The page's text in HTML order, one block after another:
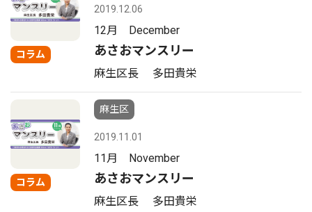
コラム
2019.12.06
12月 December
あさおマンスリー
麻生区長 多田貴栄
コラム
麻生区
2019.11.01
11月 November
あさおマンスリー
麻生区長 多田貴栄